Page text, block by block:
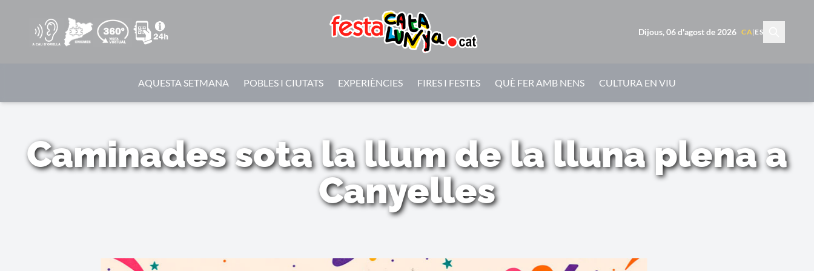
Dijous, 06 d'agost de 2026 CA| ES
AQUESTA SETMANA POBLES I CIUTATS EXPERIÈNCIES FIRES I FESTES QUÈ FER AMB NENS CULTURA EN VIU
Caminades sota la llum de la lluna plena a
Canyelles